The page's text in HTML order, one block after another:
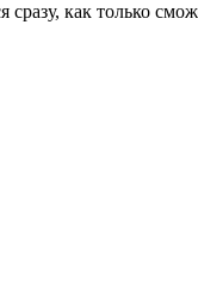
как только